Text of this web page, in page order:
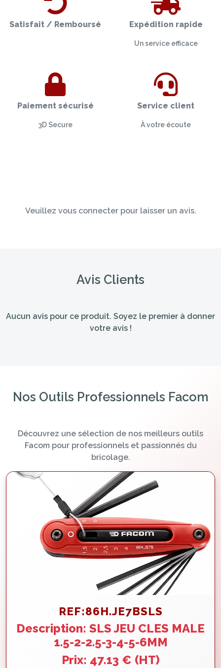
Satisfait / Remboursé Expédition rapide
Un service efficace
Paiement sécurisé
3D Secure
Service client
À votre écoute
Veuillez vous connecter pour laisser un avis.
Avis Clients
Aucun avis pour ce produit. Soyez le premier à donner
votre avis !
Nos Outils Professionnels Facom
Découvrez une sélection de nos meilleurs outils
Facom pour professionnels et passionnés du
bricolage.
REF:86H.JE7BSLS
Description: SLS JEU CLES MALE
1.5-2-2.5-3-4-5-6MM
Prix: 47.13 € (HT)